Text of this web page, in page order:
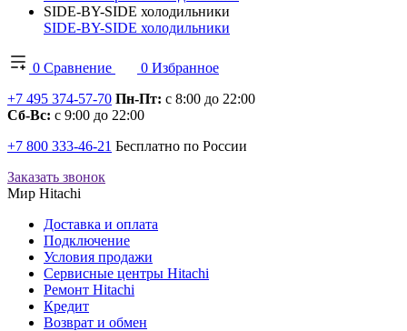
SIDE-BY-SIDE холодильники
SIDE-BY-SIDE холодильники
0 Сравнение 0 Избранное
+7 495 374-57-70 Пн-Пт: с 8:00 до 22:00
Сб-Вс: с 9:00 до 22:00
+7 800 333-46-21 Бесплатно по России
Заказать звонок
Мир Hitachi
Доставка и оплата
Подключение
Условия продажи
Сервисные центры Hitachi
Ремонт Hitachi
Кредит
Возврат и обмен